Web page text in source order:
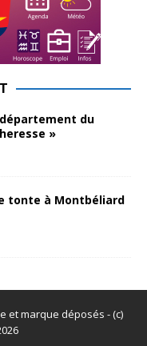
département du
»
tonte à Montbéliard
et marque déposés - (c)